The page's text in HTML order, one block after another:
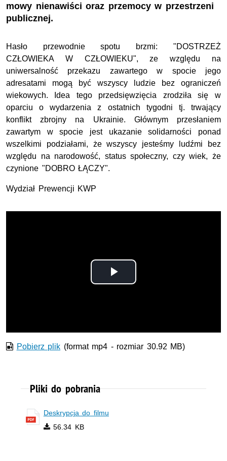
mowy nienawiści oraz przemocy w przestrzeni
publicznej.
Hasło przewodnie spotu brzmi: "DOSTRZEŻ
CZŁOWIEKA W CZŁOWIEKU", ze względu na
uniwersalność przekazu zawartego w spocie jego
adresatami mogą być wszyscy ludzie bez ograniczeń
wiekowych. Idea tego przedsięwzięcia zrodziła się w
oparciu o wydarzenia z ostatnich tygodni tj. trwający
konflikt zbrojny na Ukrainie. Głównym przesłaniem
zawartym w spocie jest ukazanie solidarności ponad
wszelkimi podziałami, że wszyscy jesteśmy ludźmi bez
względu na narodowość, status społeczny, czy wiek, że
czynione "DOBRO ŁĄCZY".
Wydział Prewencji KWP
Odtwórz
Pobierz plik (format mp4 - rozmiar 30.92 MB)
Pliki do pobrania
Deskrypcja do filmu
56.34 KB